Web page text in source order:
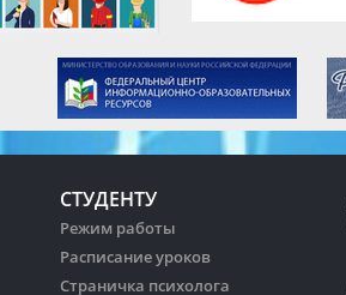
СТУДЕНТУ
Режим работы
Расписание уроков
Страничка психолога